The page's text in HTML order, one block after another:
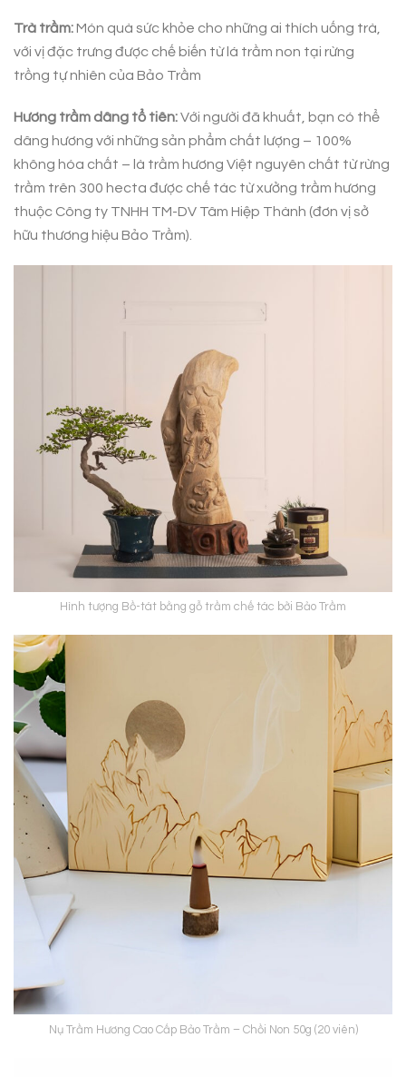
Trà trầm:Món quà sức khỏe cho những ai thích uống trà,
với vị đặc trưng được chế biến từ lá trầm non tại rừng
trồng tự nhiên của Bảo Trầm
Hương trầm dâng tổ tiên:Với người đã khuất, bạn có thể
dâng hương với những sản phẩm chất lượng – 100%
không hóa chất – là trầm hương Việt nguyên chất từ rừng
trầm trên 300 hecta được chế tác từ xưởng trầm hương
thuộc Công ty TNHH TM-DV Tâm Hiệp Thành (đơn vị sở
hữu thương hiệu Bảo Trầm).
Hình tượng Bồ-tát bằng gỗ trầm chế tác bởi Bảo Trầm
Nụ Trầm Hương Cao Cấp Bảo Trầm – Chồi Non 50g (20 viên)